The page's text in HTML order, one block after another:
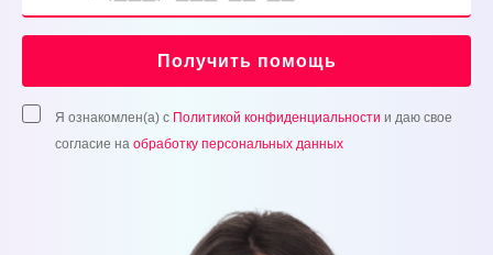
Получить помощь
Я ознакомлен(а) с Политикой конфиденциальности и даю свое
согласие на обработку персональных данных